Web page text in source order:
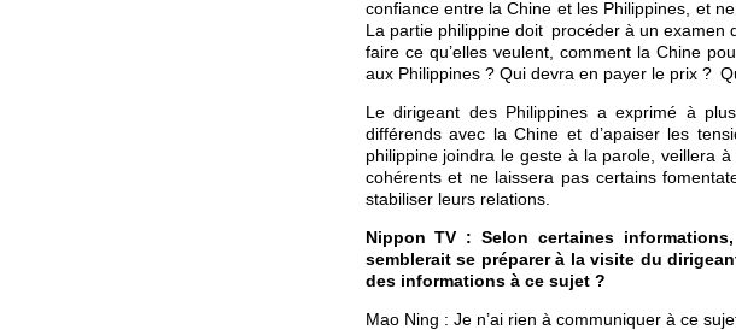
confiance entre la Chine et les Philippines, et
La partie philippine doit procéder à un examen
faire ce qu’elles veulent, comment la Chine
aux Philippines ? Qui devra en payer le prix ?
Le dirigeant des Philippines a exprimé à
différends avec la Chine et d’apaiser les
philippine joindra le geste à la parole, veillera
cohérents et ne laissera pas certains
stabiliser leurs relations.
Nippon TV : Selon certaines
semblerait se préparer à la visite du
des informations à ce sujet ?
Mao Ning : Je n’ai rien à communiquer à ce